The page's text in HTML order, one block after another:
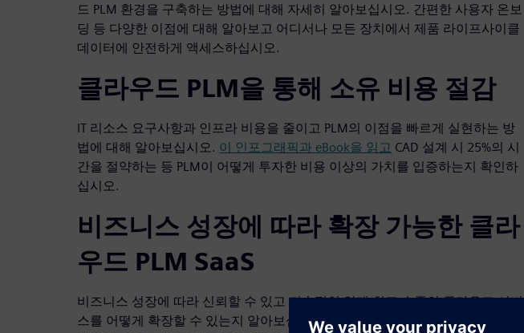
드 PLM 환경을 구축하는 방법에 대해 자세히 알아보십시오. 간편한 사용자 온보
딩 등 다양한 이점에 대해 알아보고 어디서나 모든 장치에서 제품 라이프사이클
데이터에 안전하게 액세스하십시오.
클라우드 PLM을 통해 소유 비용 절감
IT 리소스 요구사항과 인프라 비용을 줄이고 PLM의 이점을 빠르게 실현하는 방
법에 대해 알아보십시오. 이 인포그래픽과 eBook을 읽고 CAD 설계 시 25%의 시
간을 절약하는 등 PLM이 어떻게 투자한 비용 이상의 가치를 입증하는지 확인하
십시오.
비즈니스 성장에 따라 확장 가능한 클라
우드 PLM SaaS
비즈니스 성장에 따라 신뢰할 수 있고 지속적인 업계 최고 수준의 클라우드 서비
스를 어떻게 확장할 수 있는지 알아보십시오. 최신 클라우드 PLM을 통해 더 많은